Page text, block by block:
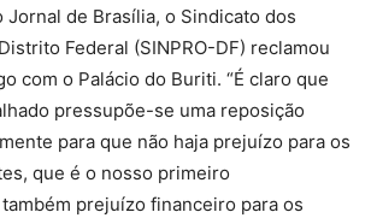
Jornal de Brasília, o Sindicato dos
Federal (SINPRO-DF) reclamou
com o Palácio do Buriti. “É claro que
pressupõe-se uma reposição
para que não haja prejuízo para os
que é o nosso primeiro
prejuízo financeiro para os